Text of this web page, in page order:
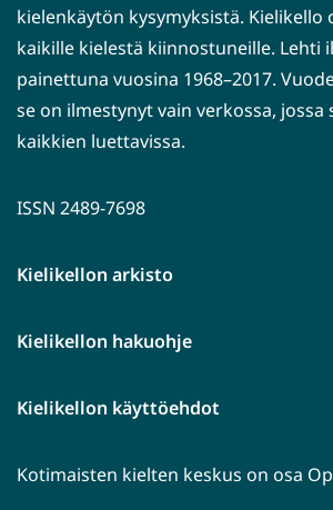
kielenkäytön kysymyksistä.
kaikille kielestä kiinnostuneille. Lehti
painettuna vuosina 1968–2017.
se on ilmestynyt vain verkossa, jossa
kaikkien luettavissa.
ISSN 2489-7698
Kielikellon arkisto
Kielikellon hakuohje
Kielikellon käyttöehdot
Kotimaisten kielten keskus on osa